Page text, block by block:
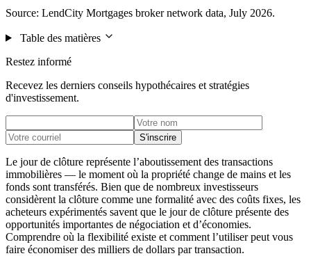
Source: LendCity Mortgages broker network data, July 2026.
Table des matières
Restez informé
Recevez les derniers conseils hypothécaires et stratégies
d'investissement.
S'inscrire
Le jour de clôture représente l’aboutissement des transactions
immobilières — le moment où la propriété change de mains et les
fonds sont transférés. Bien que de nombreux investisseurs
considèrent la clôture comme une formalité avec des coûts fixes, les
acheteurs expérimentés savent que le jour de clôture présente des
opportunités importantes de négociation et d’économies.
Comprendre où la flexibilité existe et comment l’utiliser peut vous
faire économiser des milliers de dollars par transaction.